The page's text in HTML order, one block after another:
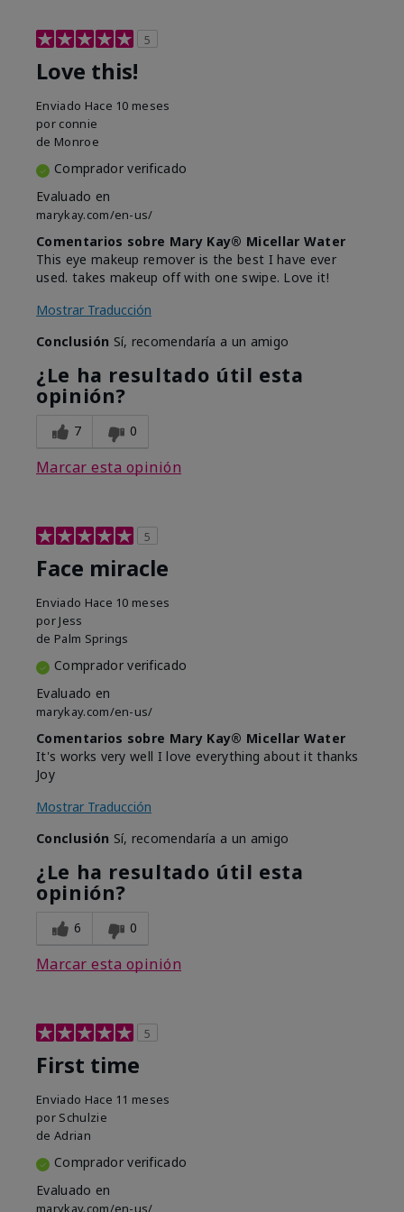
5
Love this!
Enviado Hace 10 meses
por connie
de Monroe
Comprador verificado
Evaluado en
marykay.com/en-us/
Comentarios sobre Mary Kay® Micellar Water
This eye makeup remover is the best I have ever
used. takes makeup off with one swipe. Love it!
Mostrar Traducción
Conclusión Sí, recomendaría a un amigo
¿Le ha resultado útil esta
opinión?
7 0
Marcar esta opinión
5
Face miracle
Enviado Hace 10 meses
por Jess
de Palm Springs
Comprador verificado
Evaluado en
marykay.com/en-us/
Comentarios sobre Mary Kay® Micellar Water
It's works very well I love everything about it thanks
Joy
Mostrar Traducción
Conclusión Sí, recomendaría a un amigo
¿Le ha resultado útil esta
opinión?
6 0
Marcar esta opinión
5
First time
Enviado Hace 11 meses
por Schulzie
de Adrian
Comprador verificado
Evaluado en
marykay.com/en-us/